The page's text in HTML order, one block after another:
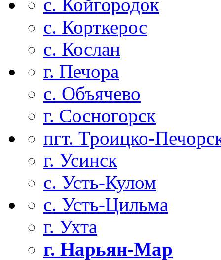
с. Койгородок
с. Корткерос
с. Кослан
г. Печора
с. Объячево
г. Сосногорск
пгт. Троицко-
г. Усинск
с. Усть-Кулом
с. Усть-Цильма
г. Ухта
г. Нарьян-Мар